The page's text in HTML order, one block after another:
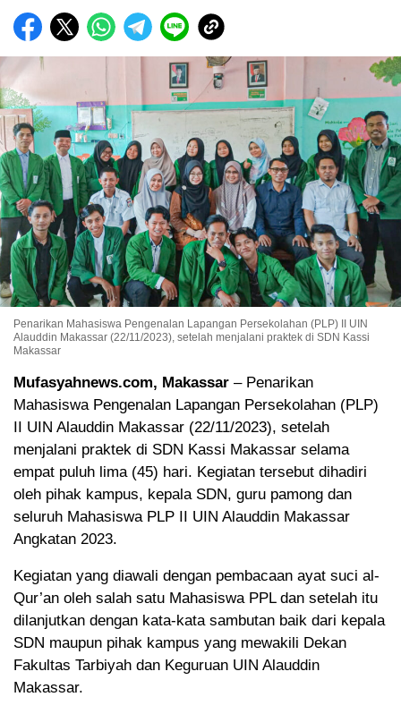
Penarikan Mahasiswa Pengenalan Lapangan Persekolahan (PLP) II UIN
Alauddin Makassar (22/11/2023), setelah menjalani praktek di SDN Kassi
Makassar
Mufasyahnews.com, Makassar – Penarikan
Mahasiswa Pengenalan Lapangan Persekolahan (PLP)
II UIN Alauddin Makassar (22/11/2023), setelah
menjalani praktek di SDN Kassi Makassar selama
empat puluh lima (45) hari. Kegiatan tersebut dihadiri
oleh pihak kampus, kepala SDN, guru pamong dan
seluruh Mahasiswa PLP II UIN Alauddin Makassar
Angkatan 2023.
Kegiatan yang diawali dengan pembacaan ayat suci al-
Qur’an oleh salah satu Mahasiswa PPL dan setelah itu
dilanjutkan dengan kata-kata sambutan baik dari kepala
SDN maupun pihak kampus yang mewakili Dekan
Fakultas Tarbiyah dan Keguruan UIN Alauddin
Makassar.